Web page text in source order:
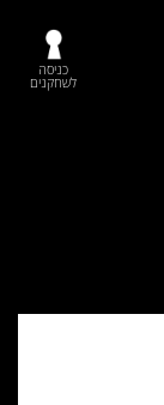
כניסה
לשחקנים